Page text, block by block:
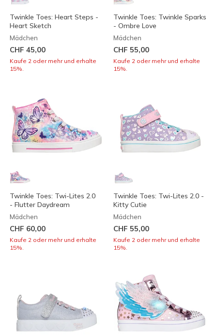
Twinkle Toes: Heart Steps -
Heart Sketch
Mädchen
CHF 45,00
Kaufe 2 oder mehr und erhalte
15%.
Twinkle Toes: Twinkle Sparks
- Ombre Love
Mädchen
CHF 55,00
Kaufe 2 oder mehr und erhalte
15%.
Twinkle Toes: Twi-Lites 2.0
- Flutter Daydream
Mädchen
CHF 60,00
Kaufe 2 oder mehr und erhalte
15%.
Twinkle Toes: Twi-Lites 2.0 -
Kitty Cutie
Mädchen
CHF 55,00
Kaufe 2 oder mehr und erhalte
15%.